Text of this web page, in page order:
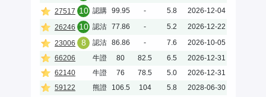
27517 10 認購 99.95 - 5.8
2026-12-04
26246 10 認沽 77.86 - 5.2
2026-12-22
23006
8 認沽 86.86 - 7.6
2026-10-05
66206
牛證 80 82.5 6.5
2026-12-31
62140
牛證 76 78.5 5.0
2026-12-31
59122
熊證 106.5 104 5.8
2028-06-30